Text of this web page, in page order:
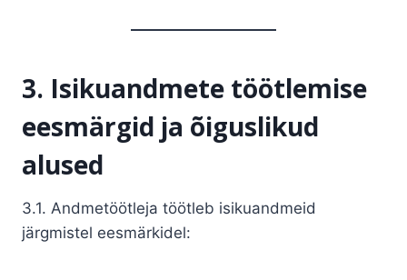
3. Isikuandmete töötlemise
eesmärgid ja õiguslikud
alused
3.1. Andmetöötleja töötleb isikuandmeid
järgmistel eesmärkidel: